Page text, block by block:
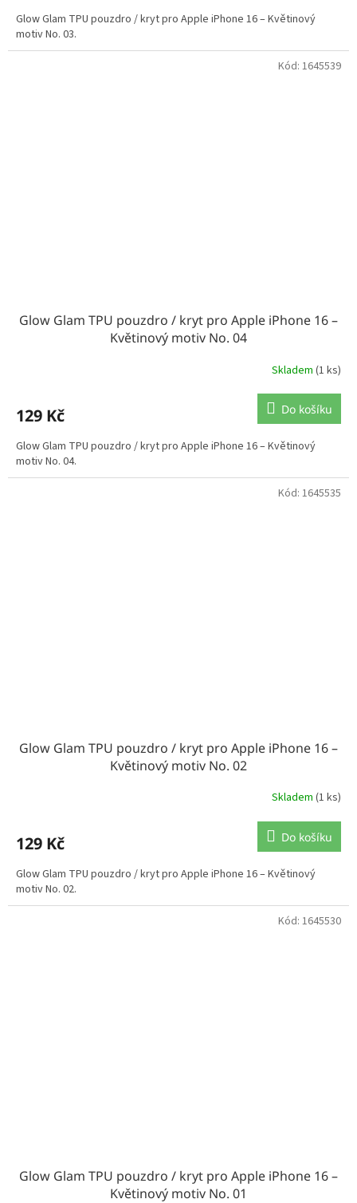
Glow Glam TPU pouzdro / kryt pro Apple iPhone 16 – Květinový
motiv No. 03.
Glow Glam TPU pouzdro / kryt pro Apple iPhone 16 –
Květinový motiv No. 04
Skladem (1 ks)
129 Kč Do košíku
Glow Glam TPU pouzdro / kryt pro Apple iPhone 16 – Květinový
motiv No. 04.
Kód: 1645539
Glow Glam TPU pouzdro / kryt pro Apple iPhone 16 –
Květinový motiv No. 02
Skladem (1 ks)
129 Kč Do košíku
Glow Glam TPU pouzdro / kryt pro Apple iPhone 16 – Květinový
motiv No. 02.
Kód: 1645535
Glow Glam TPU pouzdro / kryt pro Apple iPhone 16 –
Květinový motiv No. 01
Kód: 1645530